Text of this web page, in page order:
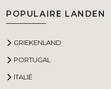
POPULAIRE LANDEN
GRIEKENLAND
PORTUGAL
ITALIË